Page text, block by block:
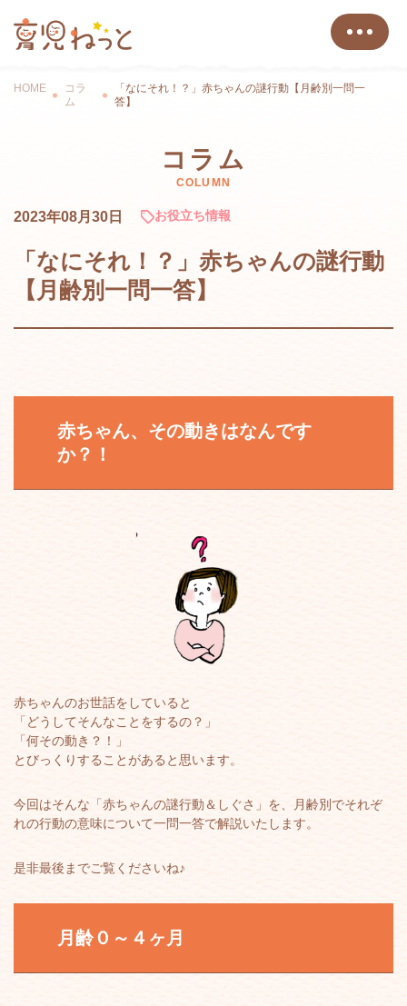
HOME
コラ
ム
「なにそれ！？」赤ちゃんの謎行動【月齢別一問一
答】
コラム
COLUMN
2023年08月30日 お役立ち情報
「なにそれ！？」赤ちゃんの謎行動
【月齢別一問一答】
赤ちゃん、その動きはなんです
か？！
赤ちゃんのお世話をしていると
「どうしてそんなことをするの？」
「何その動き？！」
とびっくりすることがあると思います。
今回はそんな「赤ちゃんの謎行動＆しぐさ」を、月齢別でそれぞ
れの行動の意味について一問一答で解説いたします。
是非最後までご覧くださいね♪
月齢０～４ヶ月